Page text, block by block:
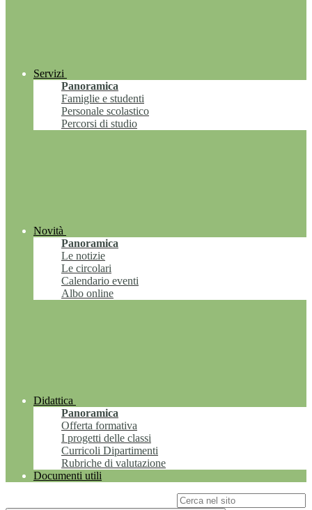
Servizi
Panoramica
Famiglie e studenti
Personale scolastico
Percorsi di studio
Novità
Panoramica
Le notizie
Le circolari
Calendario eventi
Albo online
Didattica
Panoramica
Offerta formativa
I progetti delle classi
Curricoli Dipartimenti
Rubriche di valutazione
Documenti utili